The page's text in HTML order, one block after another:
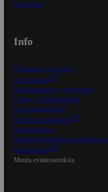
In English
Info
S-Business yrityksille
Oiva-raportit
Osuuskauppojen yhteystiedot
Tilaus- ja toimitusehdot
Tietosuojakäytäntö
Palvelun käyttöehdot
Saavutettavuus
Mobiilisovelluksen saavutettavuus
Mainostajalle
Muuta evästeasetuksia